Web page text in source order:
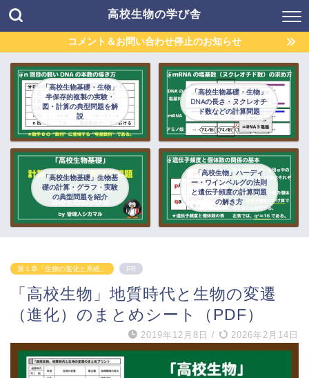
高校生物の学び舎
コメント＆お問い合わせ停止のお知らせ
「高校生物基礎・生物」
半保存的複製の実験・
図・計算の典型問題を解
説
「高校生物基礎・生物」
DNAの長さ・ヌクレオチ
ド数などの計算問題
「高校生物基礎」生物基
礎の計算・グラフ・実験
の典型問題を紹介
「高校生物」ハーディ
ー・ワインベルグの法則
と遺伝子頻度の計算問題
の解き方
第１章「生物の進化と系統」 PR
「高校生物」地質時代と生物の変遷
（進化）のまとめシート（PDF）
2019年12月8日 / 2026年2月14日